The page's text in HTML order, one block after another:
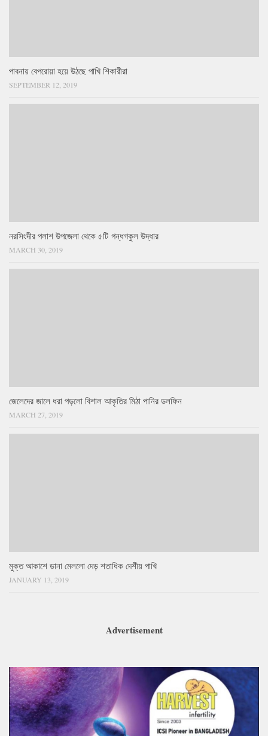
পাবনায় বেপরোয়া হয়ে উঠছে পাখি শিকারীরা
SEPTEMBER 12, 2019
নরসিংদীর পলাশ উপজেলা থেকে ৫টি গন্ধগকুল উদ্ধার
MARCH 30, 2019
জেলেদের জালে ধরা পড়লো বিশাল আকৃতির মিঠা পানির ডলফিন
MARCH 27, 2019
মুক্ত আকাশে ডানা মেললো দেড় শতাধিক দেশীয় পাখি
JANUARY 13, 2019
Advertisement